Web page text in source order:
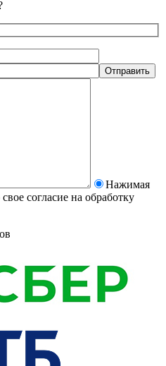
Нажимая
согласие на обработку